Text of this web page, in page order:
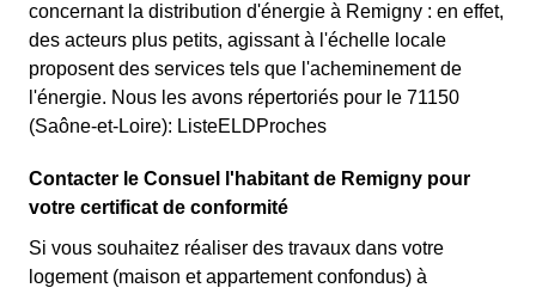
concernant la distribution d'énergie à Remigny : en effet,
des acteurs plus petits, agissant à l'échelle locale
proposent des services tels que l'acheminement de
l'énergie. Nous les avons répertoriés pour le 71150
(Saône-et-Loire): ListeELDProches
Contacter le Consuel l'habitant de Remigny pour
votre certificat de conformité
Si vous souhaitez réaliser des travaux dans votre
logement (maison et appartement confondus) à